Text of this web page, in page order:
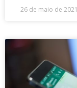
26 de maio de 2021